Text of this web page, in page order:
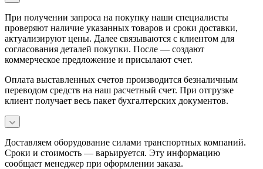
При получении запроса на покупку наши специалисты
проверяют наличие указанных товаров и сроки доставки,
актуализируют цены. Далее связываются с клиентом для
согласования деталей покупки. После — создают
коммерческое предложение и присылают счет.
Оплата выставленных счетов производится безналичным
переводом средств на наш расчетный счет. При отгрузке
клиент получает весь пакет бухгалтерских документов.
Доставляем оборудование силами транспортных компаний.
Сроки и стоимость — варьируется. Эту информацию
сообщает менеджер при оформлении заказа.